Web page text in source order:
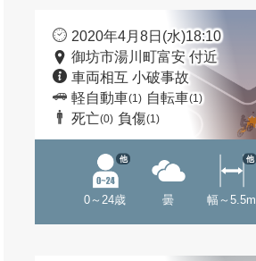
2020年4月8日(水)18:10
御坊市湯川町富安 付近
車両相互 小破事故
軽自動車(1) 自転車(1)
死亡(0) 負傷(1)
0～24歳
他
曇 幅～5.5m
他